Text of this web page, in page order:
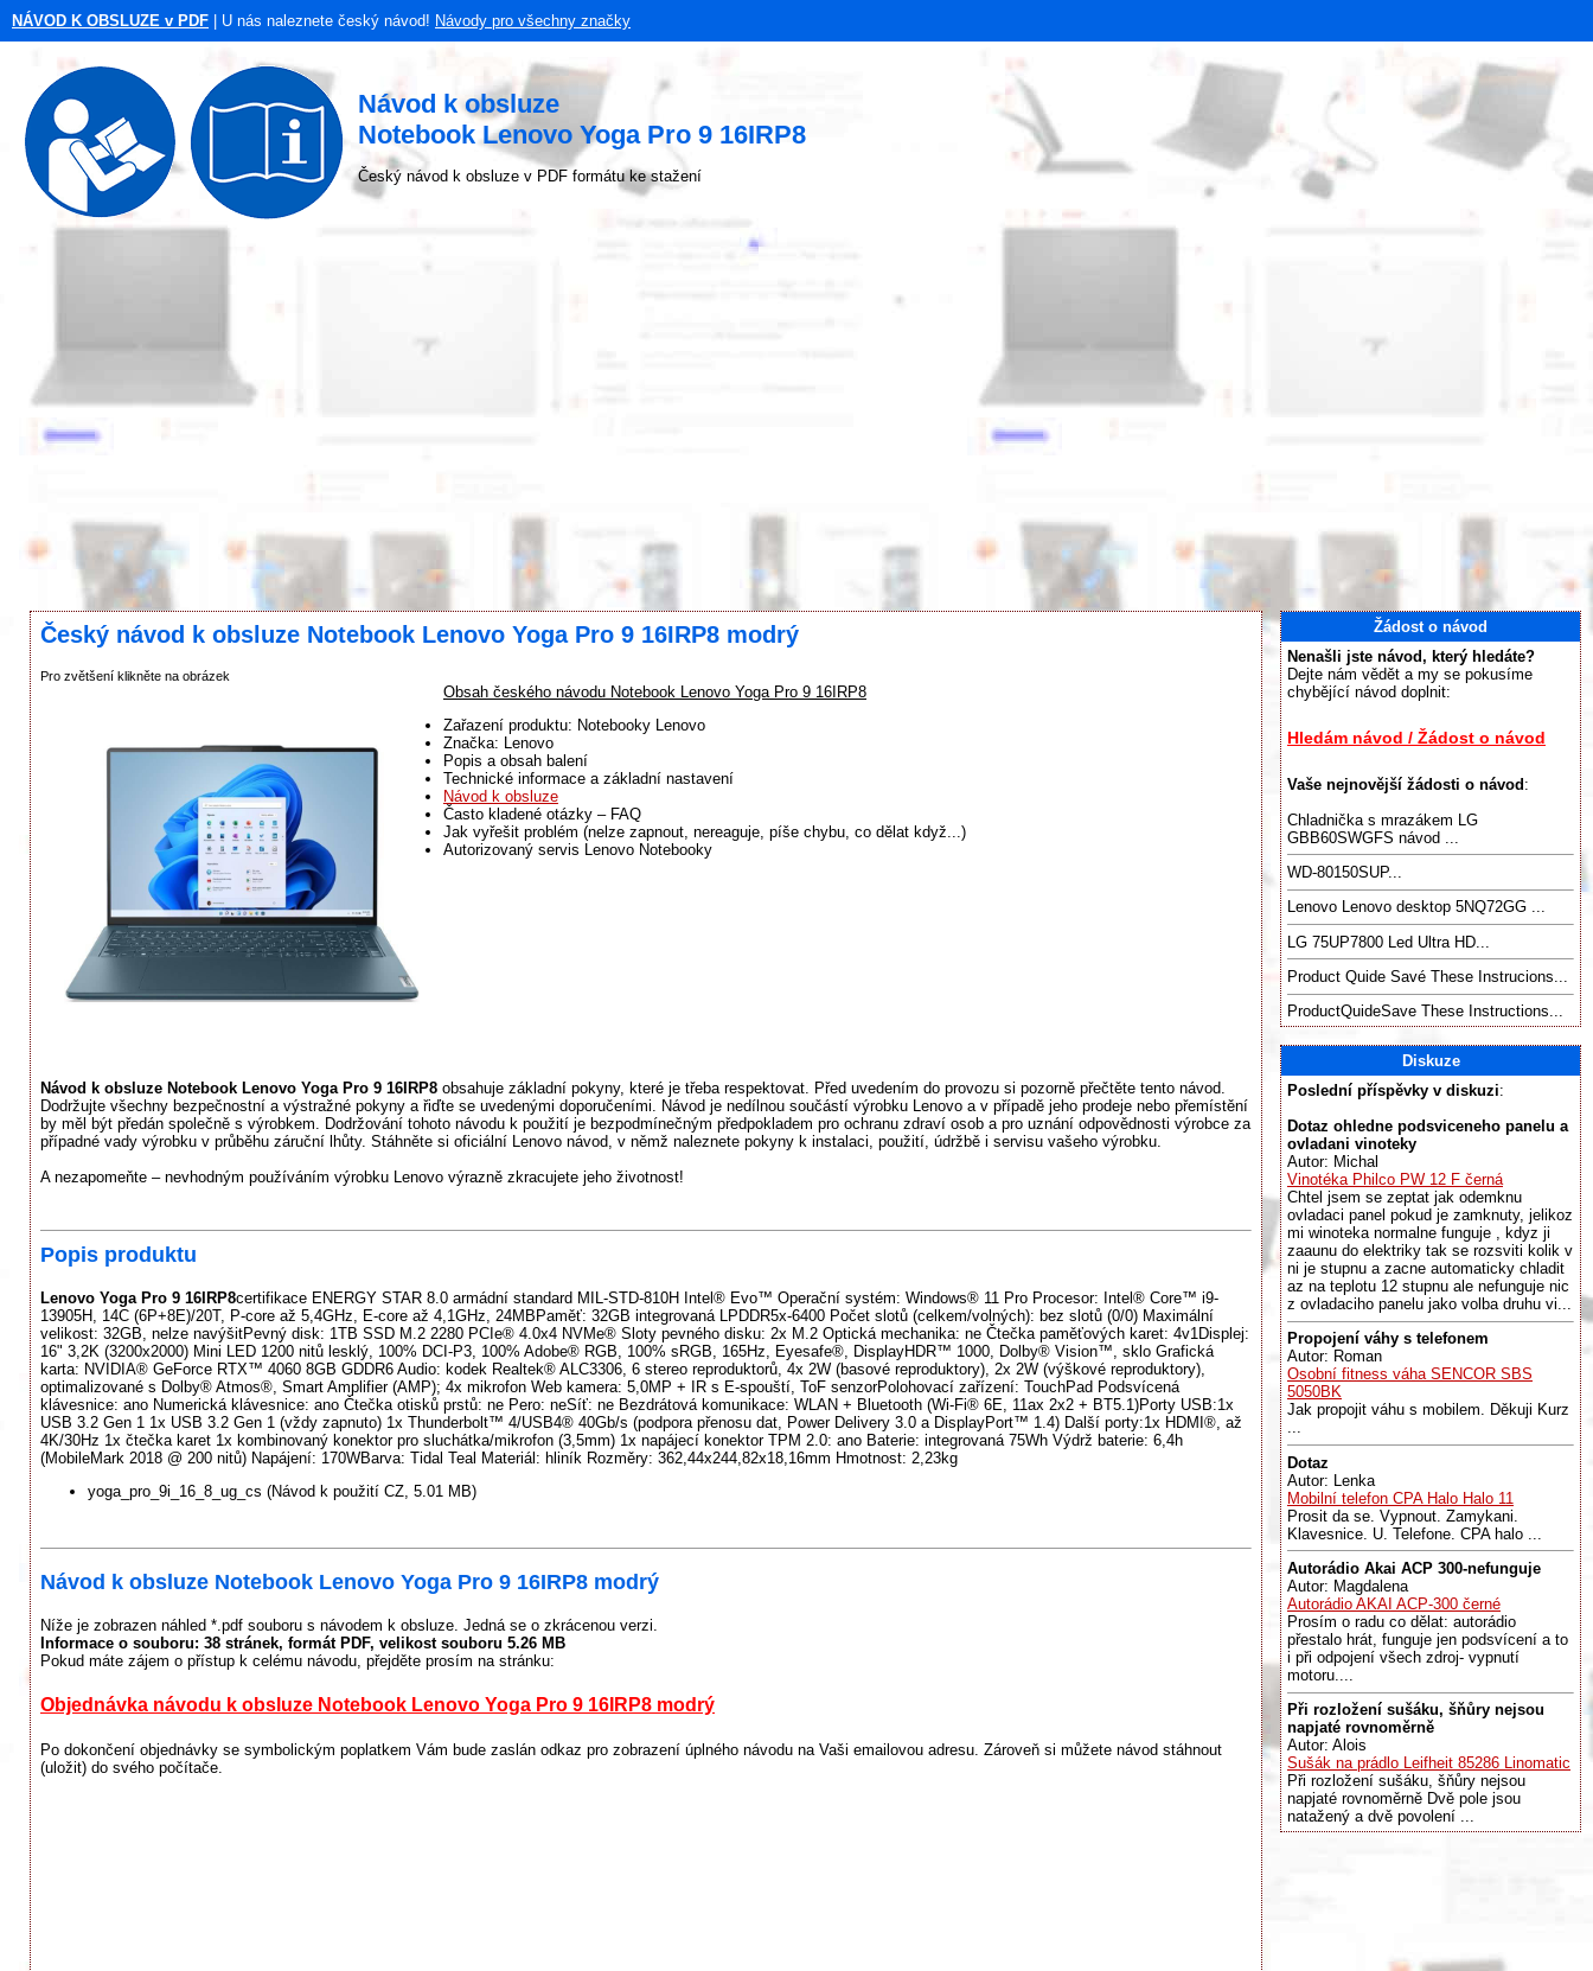
NÁVOD K OBSLUZE v PDF | U nás naleznete český návod! Návody pro všechny značky
Návod k obsluze
Notebook Lenovo Yoga Pro 9 16IRP8
Český návod k obsluze v PDF formátu ke stažení
Český návod k obsluze Notebook Lenovo Yoga Pro 9 16IRP8 modrý
Pro zvětšení klikněte na obrázek
Obsah českého návodu Notebook Lenovo Yoga Pro 9 16IRP8
Zařazení produktu: Notebooky Lenovo
Značka: Lenovo
Popis a obsah balení
Technické informace a základní nastavení
Návod k obsluze
Často kladené otázky – FAQ
Jak vyřešit problém (nelze zapnout, nereaguje, píše chybu, co dělat když...)
Autorizovaný servis Lenovo Notebooky
Návod k obsluze Notebook Lenovo Yoga Pro 9 16IRP8 obsahuje základní pokyny, které je třeba respektovat. Před uvedením do provozu si pozorně přečtěte tento návod.
Dodržujte všechny bezpečnostní a výstražné pokyny a řiďte se uvedenými doporučeními. Návod je nedílnou součástí výrobku Lenovo a v případě jeho prodeje nebo přemístění
by měl být předán společně s výrobkem. Dodržování tohoto návodu k použití je bezpodmínečným předpokladem pro ochranu zdraví osob a pro uznání odpovědnosti výrobce za
případné vady výrobku v průběhu záruční lhůty. Stáhněte si oficiální Lenovo návod, v němž naleznete pokyny k instalaci, použití, údržbě i servisu vašeho výrobku.
A nezapomeňte – nevhodným používáním výrobku Lenovo výrazně zkracujete jeho životnost!
Popis produktu
Lenovo Yoga Pro 9 16IRP8certifikace ENERGY STAR 8.0 armádní standard MIL-STD-810H Intel® Evo™ Operační systém: Windows® 11 Pro Procesor: Intel® Core™ i9-
13905H, 14C (6P+8E)/20T, P-core až 5,4GHz, E-core až 4,1GHz, 24MBPaměť: 32GB integrovaná LPDDR5x-6400 Počet slotů (celkem/volných): bez slotů (0/0) Maximální
velikost: 32GB, nelze navýšitPevný disk: 1TB SSD M.2 2280 PCIe® 4.0x4 NVMe® Sloty pevného disku: 2x M.2 Optická mechanika: ne Čtečka paměťových karet: 4v1Displej:
16" 3,2K (3200x2000) Mini LED 1200 nitů lesklý, 100% DCI-P3, 100% Adobe® RGB, 100% sRGB, 165Hz, Eyesafe®, DisplayHDR™ 1000, Dolby® Vision™, sklo Grafická
karta: NVIDIA® GeForce RTX™ 4060 8GB GDDR6 Audio: kodek Realtek® ALC3306, 6 stereo reproduktorů, 4x 2W (basové reproduktory), 2x 2W (výškové reproduktory),
optimalizované s Dolby® Atmos®, Smart Amplifier (AMP); 4x mikrofon Web kamera: 5,0MP + IR s E-spouští, ToF senzorPolohovací zařízení: TouchPad Podsvícená
klávesnice: ano Numerická klávesnice: ano Čtečka otisků prstů: ne Pero: neSíť: ne Bezdrátová komunikace: WLAN + Bluetooth (Wi-Fi® 6E, 11ax 2x2 + BT5.1)Porty USB:1x
USB 3.2 Gen 1 1x USB 3.2 Gen 1 (vždy zapnuto) 1x Thunderbolt™ 4/USB4® 40Gb/s (podpora přenosu dat, Power Delivery 3.0 a DisplayPort™ 1.4) Další porty:1x HDMI®, až
4K/30Hz 1x čtečka karet 1x kombinovaný konektor pro sluchátka/mikrofon (3,5mm) 1x napájecí konektor TPM 2.0: ano Baterie: integrovaná 75Wh Výdrž baterie: 6,4h
(MobileMark 2018 @ 200 nitů) Napájení: 170WBarva: Tidal Teal Materiál: hliník Rozměry: 362,44x244,82x18,16mm Hmotnost: 2,23kg
yoga_pro_9i_16_8_ug_cs (Návod k použití CZ, 5.01 MB)
Návod k obsluze Notebook Lenovo Yoga Pro 9 16IRP8 modrý
Níže je zobrazen náhled *.pdf souboru s návodem k obsluze. Jedná se o zkrácenou verzi.
Informace o souboru: 38 stránek, formát PDF, velikost souboru 5.26 MB
Pokud máte zájem o přístup k celému návodu, přejděte prosím na stránku:
Objednávka návodu k obsluze Notebook Lenovo Yoga Pro 9 16IRP8 modrý
Po dokončení objednávky se symbolickým poplatkem Vám bude zaslán odkaz pro zobrazení úplného návodu na Vaši emailovou adresu. Zároveň si můžete návod stáhnout
(uložit) do svého počítače.
Žádost o návod
Nenašli jste návod, který hledáte?
Dejte nám vědět a my se pokusíme
chybějící návod doplnit:
Hledám návod / Žádost o návod
Vaše nejnovější žádosti o návod :
Chladnička s mrazákem LG
GBB60SWGFS návod ...
WD-80150SUP...
Lenovo Lenovo desktop 5NQ72GG ...
LG 75UP7800 Led Ultra HD...
Product Quide Savé These Instrucions...
ProductQuideSave These Instructions...
Diskuze
Poslední příspěvky v diskuzi:
Dotaz ohledne podsviceneho panelu a
ovladani vinoteky
Autor: Michal
Vinotéka Philco PW 12 F černá
Chtel jsem se zeptat jak odemknu
ovladaci panel pokud je zamknuty, jelikoz
mi winoteka normalne funguje , kdyz ji
zaaunu do elektriky tak se rozsviti kolik v
ni je stupnu a zacne automaticky chladit
az na teplotu 12 stupnu ale nefunguje nic
z ovladaciho panelu jako volba druhu vi...
Propojení váhy s telefonem
Autor: Roman
Osobní fitness váha SENCOR SBS
5050BK
Jak propojit váhu s mobilem. Děkuji Kurz
...
Dotaz
Autor: Lenka
Mobilní telefon CPA Halo Halo 11
Prosit da se. Vypnout. Zamykani.
Klavesnice. U. Telefone. CPA halo ...
Autorádio Akai ACP 300-nefunguje
Autor: Magdalena
Autorádio AKAI ACP-300 černé
Prosím o radu co dělat: autorádio
přestalo hrát, funguje jen podsvícení a to
i při odpojení všech zdroj- vypnutí
motoru....
Při rozložení sušáku, šňůry nejsou
napjaté rovnoměrně
Autor: Alois
Sušák na prádlo Leifheit 85286 Linomatic
Při rozložení sušáku, šňůry nejsou
napjaté rovnoměrně Dvě pole jsou
natažený a dvě povolení ...